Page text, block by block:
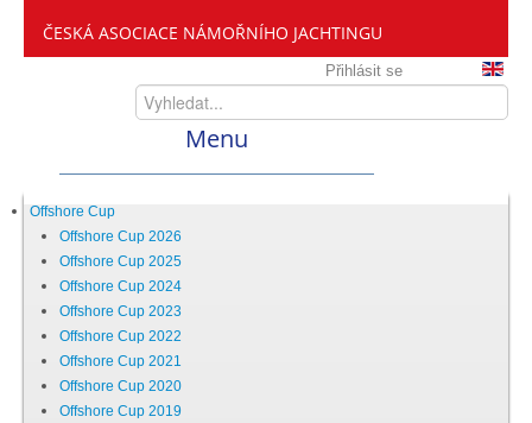
ČESKÁ ASOCIACE NÁMOŘNÍHO JACHTINGU
Přihlásit se
Menu
Home
ČANY
Kdo jsme
Offshore Cup
Offshore Cup 2026
Offshore Cup 2025
Offshore Cup 2024
Offshore Cup 2023
Offshore Cup 2022
Offshore Cup 2021
Offshore Cup 2020
Offshore Cup 2019